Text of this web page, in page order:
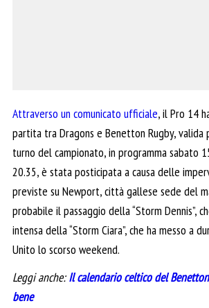
Attraverso un comunicato ufficiale, il Pro 14
partita tra Dragons e Benetton Rugby, valida
turno del campionato, in programma sabato
20.35, è stata posticipata a causa delle
previste su Newport, città gallese sede del
probabile il passaggio della “Storm Dennis”,
intensa della “Storm Ciara”, che ha messo a
Unito lo scorso weekend.
Leggi anche:Il calendario celtico del
bene